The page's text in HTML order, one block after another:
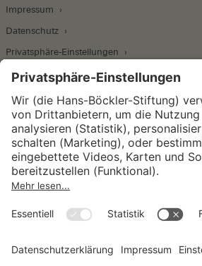
Impressum
Datenschutz
Privatsphäre-Einstellungen
Wirtschafts- und
Institut für Makroökonomie
Konjunkturforschung
Unternehmensführung